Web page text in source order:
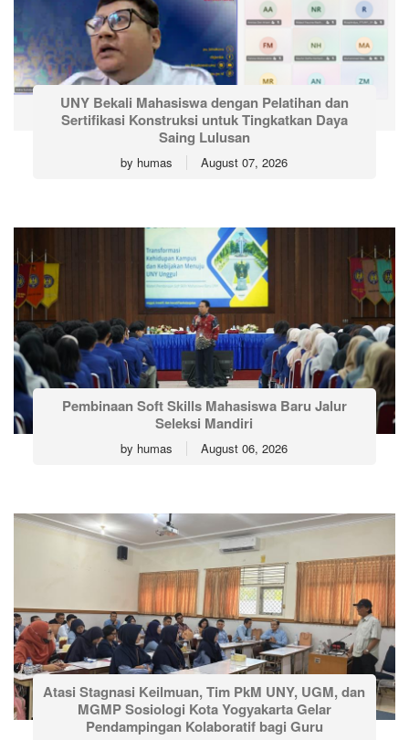
UNY Bekali Mahasiswa dengan Pelatihan dan
Sertifikasi Konstruksi untuk Tingkatkan Daya
Saing Lulusan
by humas August 07, 2026
Pembinaan Soft Skills Mahasiswa Baru Jalur
Seleksi Mandiri
by humas August 06, 2026
Atasi Stagnasi Keilmuan, Tim PkM UNY, UGM, dan
MGMP Sosiologi Kota Yogyakarta Gelar
Pendampingan Kolaboratif bagi Guru